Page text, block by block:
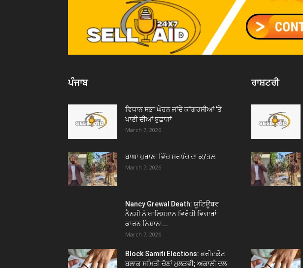
ਪੰਜਾਬ
ਵਿਧਾਨ ਸਭਾ ਘੇਰਨ ਜਾਂਦੇ ਕਾਂਗਰਸੀਆਂ ’ਤੇ
ਪਾਣੀ ਦੀਆਂ ਬੁਛਾੜਾਂ
March 7, 2026
ਬਾਘਾ ਪੁਰਾਣਾ ਵਿੱਚ ਸਰਪੰਚ ਦਾ ਕ/ਤਲ
March 7, 2026
Nancy Grewal Death: ਯੂਟਿਊਬਰ
ਨੈਨਸੀ ਨੂੰ ਖਾਲਿਸਤਾਨ ਵਿਰੋਧੀ ਵਿਚਾਰਾਂ
ਕਾਰਨ ਨਿਸ਼ਾਨਾ...
March 7, 2026
Block Samiti Elections: ਫਰੀਦਕੋਟ
ਬਲਾਕ ਸਮਿਤੀ ਚੋਣਾਂ ਮੁਲਤਵੀ; ਅਕਾਲੀ ਦਲ
ਰਾਸ਼ਟਰੀ